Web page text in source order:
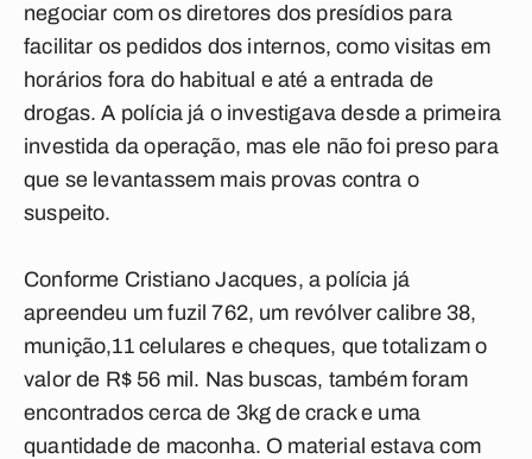
negociar com os diretores dos presídios para
facilitar os pedidos dos internos, como visitas em
horários fora do habitual e até a entrada de
drogas. A polícia já o investigava desde a primeira
investida da operação, mas ele não foi preso para
que se levantassem mais provas contra o
suspeito.
Conforme Cristiano Jacques, a polícia já
apreendeu um fuzil 762, um revólver calibre 38,
munição,11 celulares e cheques, que totalizam o
valor de R$ 56 mil. Nas buscas, também foram
encontrados cerca de 3kg de crack e uma
quantidade de maconha. O material estava com